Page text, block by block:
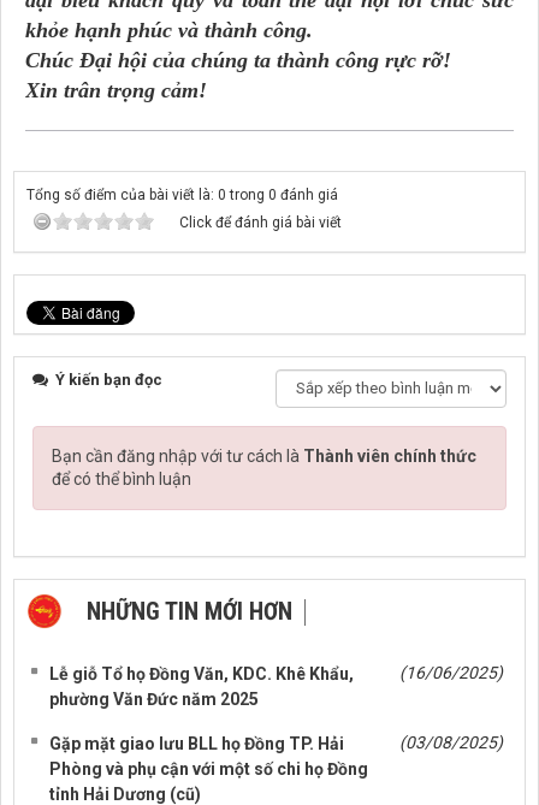
khỏe hạnh phúc và thành công.
Chúc Đại hội của chúng ta thành công rực rỡ!
Xin trân trọng cảm!
Tổng số điểm của bài viết là: 0 trong 0 đánh giá
Click để đánh giá bài viết
Ý kiến bạn đọc
Bạn cần đăng nhập với tư cách là Thành viên chính thức
để có thể bình luận
NHỮNG TIN MỚI HƠN
Lễ giỗ Tổ họ Đồng Văn, KDC. Khê Khẩu,
phường Văn Đức năm 2025
(16/06/2025)
Gặp mặt giao lưu BLL họ Đồng TP. Hải
Phòng và phụ cận với một số chi họ Đồng
tỉnh Hải Dương (cũ)
(03/08/2025)